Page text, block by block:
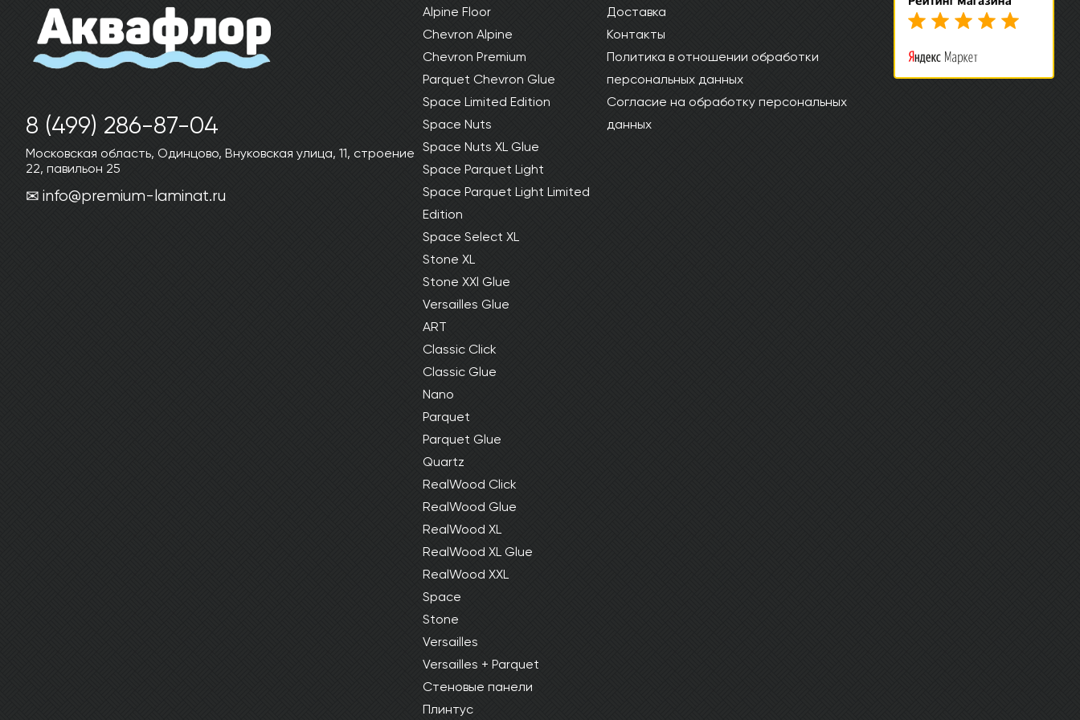
ОТПРАВИТЬ
8 (499) 286-87-04
Московская область, Одинцово, Внуковская улица, 11, строение
22, павильон 25
info@premium-laminat.ru
Alpine Floor
Chevron Alpine
Chevron Premium
Parquet Chevron Glue
Space Limited Edition
Space Nuts
Space Nuts XL Glue
Space Parquet Light
Space Parquet Light Limited
Edition
Space Select XL
Stone XL
Stone XXl Glue
Versailles Glue
ART
Classic Click
Classic Glue
Nano
Parquet
Parquet Glue
Quartz
RealWood Click
RealWood Glue
RealWood XL
RealWood XL Glue
RealWood XXL
Space
Stone
Versailles
Versailles + Parquet
Стеновые панели
Плинтус
Доставка
Контакты
Политика в отношении обработки
персональных данных
Согласие на обработку персональных
данных